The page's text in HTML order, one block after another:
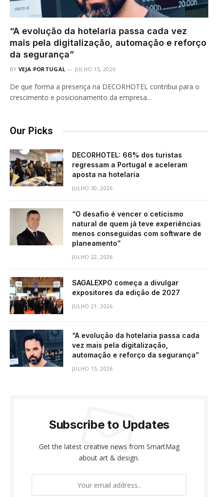
“A evolução da hotelaria passa cada vez
mais pela digitalização, automação e reforço
da segurança”
BY VEJA PORTUGAL JULHO 15, 2026
De que forma a presença na DECORHOTEL contribui para o
crescimento e posicionamento da empresa…
Our Picks
DECORHOTEL: 66% dos turistas
regressam a Portugal e aceleram
aposta na hotelaria
JULHO 30, 2026
“O desafio é vencer o ceticismo
natural de quem já teve experiências
menos conseguidas com software de
planeamento”
JULHO 22, 2026
SAGALEXPO começa a divulgar
expositores da edição de 2027
JULHO 21, 2026
“A evolução da hotelaria passa cada
vez mais pela digitalização,
automação e reforço da segurança”
JULHO 15, 2026
Subscribe to Updates
Get the latest creative news from SmartMag
about art & design.